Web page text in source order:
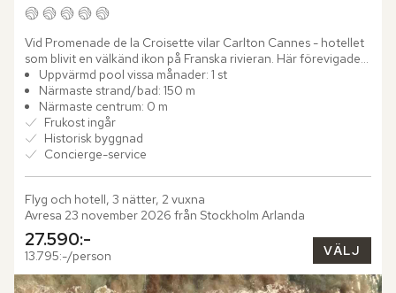
Vid Promenade de la Croisette vilar Carlton Cannes - hotellet
som blivit en välkänd ikon på Franska rivieran. Här förevigades
Grace Kelly och Cary Grants första filmkyss i Alfred...
Uppvärmd pool vissa månader: 1 st
Närmaste strand/bad: 150 m
Närmaste centrum: 0 m
Frukost ingår
Historisk byggnad
Concierge-service
Flyg och hotell, 3 nätter, 2 vuxna
Avresa 23 november 2026 från Stockholm Arlanda
27.590:-
13.795:-/person VÄLJ